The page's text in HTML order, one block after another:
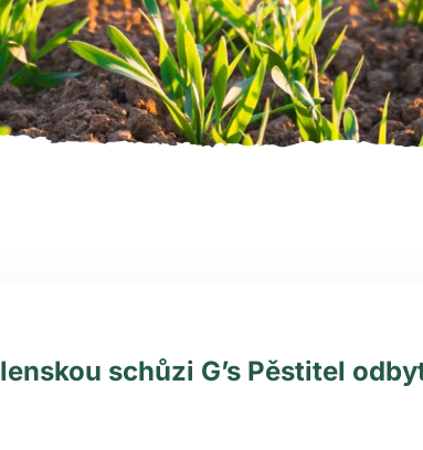
schůzi G’s Pěstitel